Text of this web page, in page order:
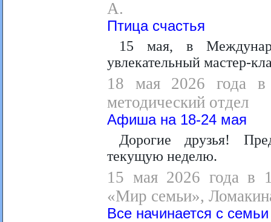
А.
Птица счастья
15 мая, в
увлекательный мастер-
18 мая 2026 года в
методический отдел
Афиша на 18-24 мая
Дорогие друзья!
текущую неделю.
15 мая 2026 года в
«Мир семьи»,
Все начинается с семьи